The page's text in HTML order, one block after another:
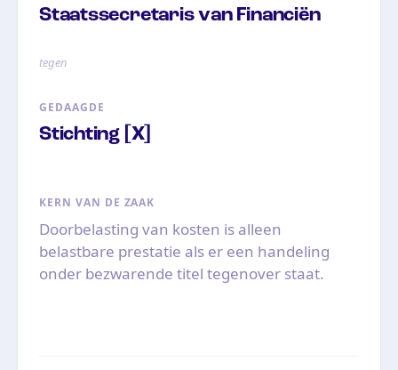
Staatssecretaris van Financiën
tegen
GEDAAGDE
Stichting [X]
KERN VAN DE ZAAK
Doorbelasting van kosten is alleen
belastbare prestatie als er een handeling
onder bezwarende titel tegenover staat.